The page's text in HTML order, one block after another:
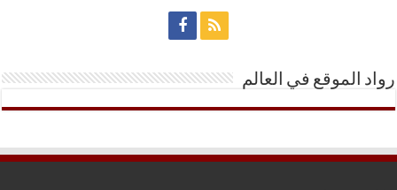
رواد الموقع في العالم